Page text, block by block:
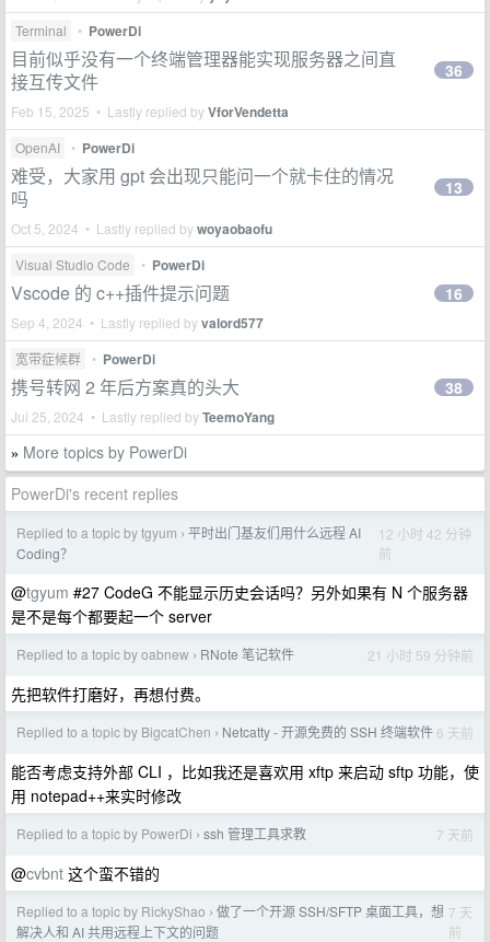
Terminal • PowerDi
目前似乎没有一个终端管理器能实现服务器之间直
接互传文件
Feb 15, 2025 • Lastly replied byVforVendetta
36
OpenAI • PowerDi
难受，大家用 gpt 会出现只能问一个就卡住的情况
吗
Oct 5, 2024 • Lastly replied bywoyaobaofu
13
Visual Studio Code • PowerDi
Vscode 的 c++插件提示问题
Sep 4, 2024 • Lastly replied byvalord577
16
宽带症候群 • PowerDi
携号转网 2 年后方案真的头大
Jul 25, 2024 • Lastly replied byTeemoYang
38
» More topics by PowerDi
PowerDi's recent replies
Replied to a topic by tgyum › 平时出门基友们用什么远程 AI
Coding？
12 小时 42 分钟
前
@tgyum #27 CodeG 不能显示历史会话吗？另外如果有 N 个服务器
是不是每个都要起一个 server
Replied to a topic by oabnew › RNote 笔记软件 21 小时 59 分钟前
先把软件打磨好，再想付费。
Replied to a topic by BigcatChen › Netcatty - 开源免费的 SSH 终端软件 6 天前
能否考虑支持外部 CLI ，比如我还是喜欢用 xftp 来启动 sftp 功能，使
用 notepad++来实时修改
Replied to a topic by PowerDi › ssh 管理工具求教 7 天前
@cvbnt 这个蛮不错的
Replied to a topic by RickyShao › 做了一个开源 SSH/SFTP 桌面工具，想
解决人和 AI 共用远程上下文的问题
7 天
前